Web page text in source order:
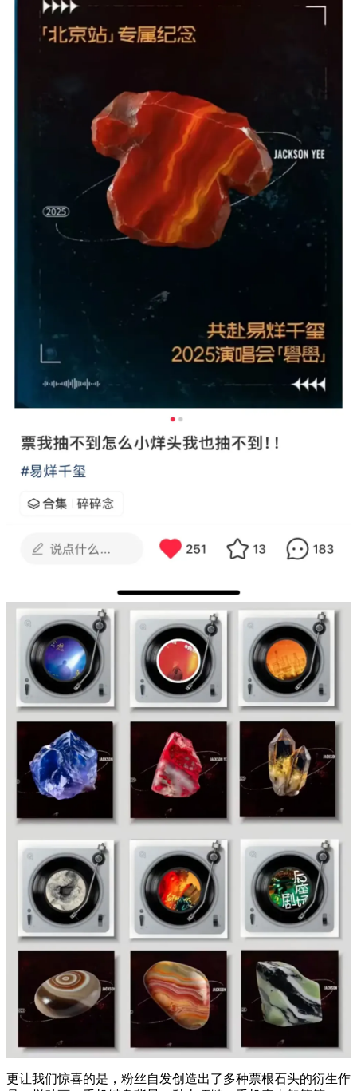
更让我们惊喜的是，粉丝自发创造出了多种票根石头的衍生作